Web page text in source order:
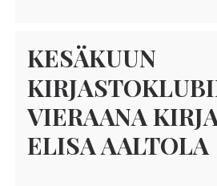
KESÄKUUN
VIERAANA
ELISA AALTOLA